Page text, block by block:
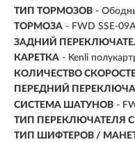
ТИП ТОРМОЗОВ -
ТОРМОЗА - FWD SSE-
ЗАДНИЙ
КАРЕТКА - Kenli
КОЛИЧЕСТВО
ПЕРЕДНИЙ
СИСТЕМА ШАТУНОВ -
ТИП ПЕРЕКЛЮЧАТЕЛЯ
ТИП ШИФТЕРОВ /